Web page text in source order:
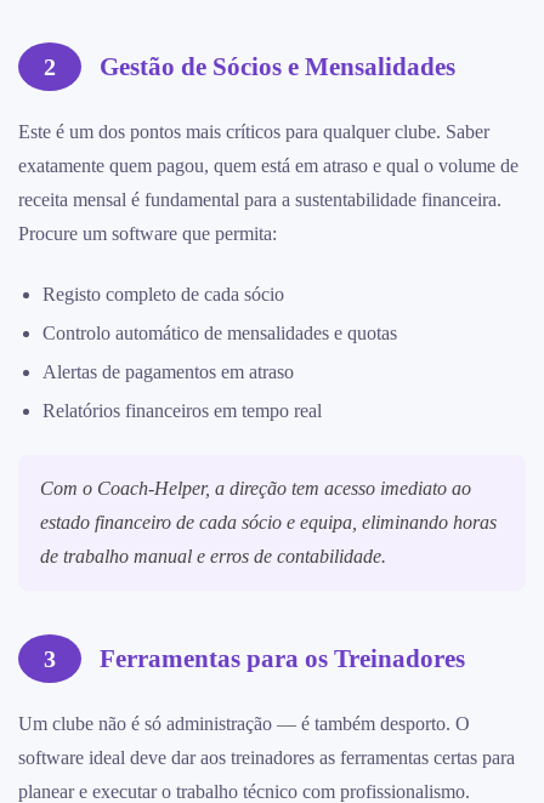
2 Gestão de Sócios e Mensalidades
Este é um dos pontos mais críticos para qualquer clube. Saber
exatamente quem pagou, quem está em atraso e qual o volume de
receita mensal é fundamental para a sustentabilidade financeira.
Procure um software que permita:
Registo completo de cada sócio
Controlo automático de mensalidades e quotas
Alertas de pagamentos em atraso
Relatórios financeiros em tempo real
Com o Coach-Helper, a direção tem acesso imediato ao
estado financeiro de cada sócio e equipa, eliminando horas
de trabalho manual e erros de contabilidade.
3 Ferramentas para os Treinadores
Um clube não é só administração — é também desporto. O
software ideal deve dar aos treinadores as ferramentas certas para
planear e executar o trabalho técnico com profissionalismo.